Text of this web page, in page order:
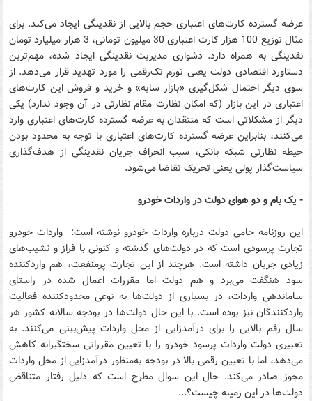
عرضه گسترده کارت‌های اعتباری حجم بالایی از نقدینگی ایجاد می‌کند. برای
مثال توزیع 100 هزار کارت اعتباری 30 میلیون تومانی، 3 هزار میلیارد تومان
نقدینگی به همراه دارد. دشواری مدیریت نقدینگی ایجاد شده، مهم‌ترین
دستاورد اقتصادی دولت یعنی تورم تک‌رقمی را مورد تهدید قرار می‌دهد. از
سوی دیگر احتمال شکل‌گیری «بازار سایه» و خرید و فروش این کارت‌های
اعتباری در این بازار (که امکان نظارت مقام نظارتی در آن وجود ندارد) یکی
دیگر از مشکلاتی است که منتقدان به عرضه گسترده کارت‌های اعتباری وارد
می‌کنند، بنابراین عرضه گسترده کارت‌های اعتباری با توجه به محدود بودن
حیطه نظارتی شبکه بانکی، سبب انحراف جریان نقدینگی از هدف‌گذاری
سیاست‌گذار پولی یعنی تحریک تقاضا می‌شود.
- یک بام و دو هوای دولت در واردات خودرو
این روزنامه حامی دولت درباره واردات خودرو نوشته است:‌ واردات خودرو
تجارت پرسودی است که در دولت‌های گذشته و کنونی با فراز و نشیب‌های
زیادی جریان داشته است. هرچند از این تجارت پرمنفعت، هم واردکننده
سود هنگفت می‌برد و هم دولت اما مقررات اعمال شده در راستای
ساماندهی واردات، در بسیاری از دولت‌ها به نوعی محدودکننده فعالیت
واردکنندگان نیز بوده است. با این حال دولت‌ها در بودجه سالانه کشور هر
سال رقم بالایی را برای درآمدزایی از محل واردات پیش‌بینی می‌کنند. به
تعبیری دولت واردات پرسود خودرو را با تعیین مقرراتی سختگیرانه کاهش
می‌دهد، اما با تعیین رقمی بالا در بودجه به‌منظور درآمدزایی از محل واردات
مجوز صادر می‌کند. حال این سوال مطرح است که دلیل رفتار متناقض
دولت‌ها در این زمینه چیست؟...